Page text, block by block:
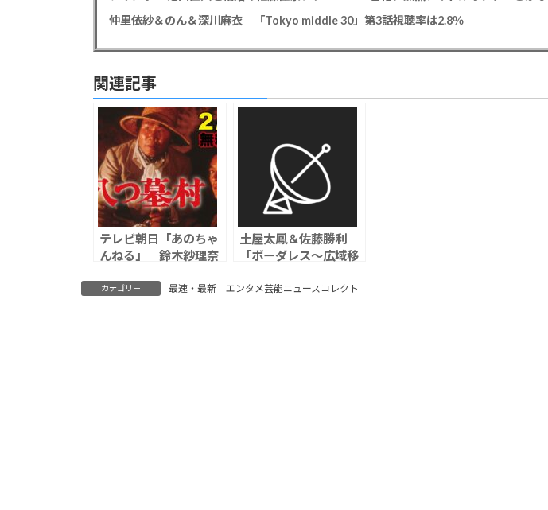
仲里依紗＆のん＆深川麻衣 「Tokyo middle 30」第3話視聴率は2.8％
関連記事
テレビ朝日「あのちゃ
んねる」 鈴木紗理奈
てやりとり」明かす
土屋太鳳＆佐藤勝利
「ボーダレス～広域移
聴率は6.4％
カテゴリー 最速・最新 エンタメ芸能ニュースコレクト